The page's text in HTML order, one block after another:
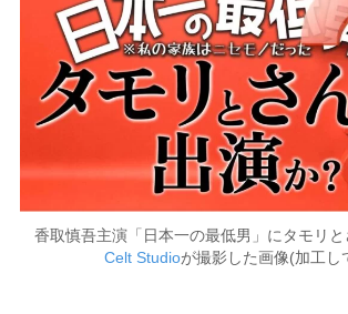
香取慎吾主演「日本一の最低男」にタモリ
Celt Studioが撮影した画像(加工し